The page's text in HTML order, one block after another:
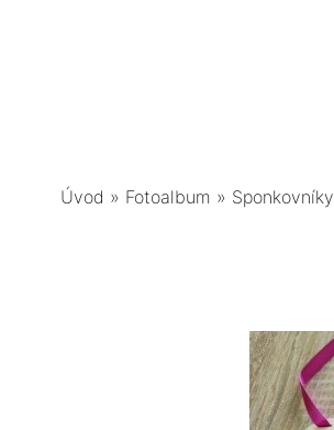
Úvod » Fotoalbum » Sponkovníky